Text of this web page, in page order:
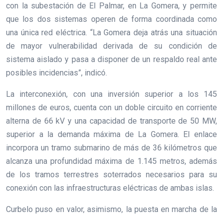
con la subestación de El Palmar, en La Gomera, y permite
que los dos sistemas operen de forma coordinada como
una única red eléctrica. “La Gomera deja atrás una situación
de mayor vulnerabilidad derivada de su condición de
sistema aislado y pasa a disponer de un respaldo real ante
posibles incidencias”, indicó.
La interconexión, con una inversión superior a los 145
millones de euros, cuenta con un doble circuito en corriente
alterna de 66 kV y una capacidad de transporte de 50 MW,
superior a la demanda máxima de La Gomera. El enlace
incorpora un tramo submarino de más de 36 kilómetros que
alcanza una profundidad máxima de 1.145 metros, además
de los tramos terrestres soterrados necesarios para su
conexión con las infraestructuras eléctricas de ambas islas.
Curbelo puso en valor, asimismo, la puesta en marcha de la